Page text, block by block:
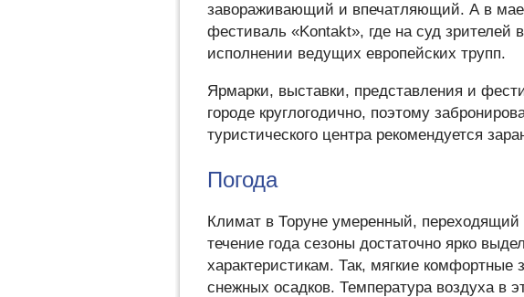
завораживающий и впечатляющий. А в мае
фестиваль «Kontakt», где на суд зрителей
исполнении ведущих европейских трупп.
Ярмарки, выставки, представления и
городе круглогодично, поэтому
туристического центра рекомендуется
Погода
Климат в Торуне умеренный, переходящий
течение года сезоны достаточно ярко
характеристикам. Так, мягкие
снежных осадков. Температура воздуха в